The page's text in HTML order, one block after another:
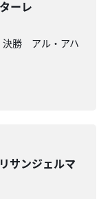
ーレ
決勝 アル・アハ
サンジェルマ